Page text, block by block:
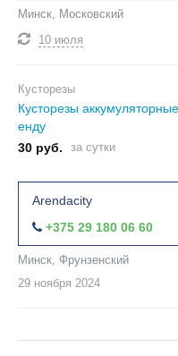
Минск, Московский
10 июля
Кусторезы
Кусторезы
енду
30 руб.
за сутки
Arendacity
+375 29 180 06 60
Минск, Фрунзенский
29 ноября 2024